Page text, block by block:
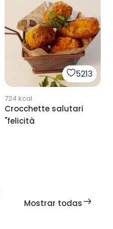
5213
724 kcal
Crocchette salutari
"felicità
Mostrar todas